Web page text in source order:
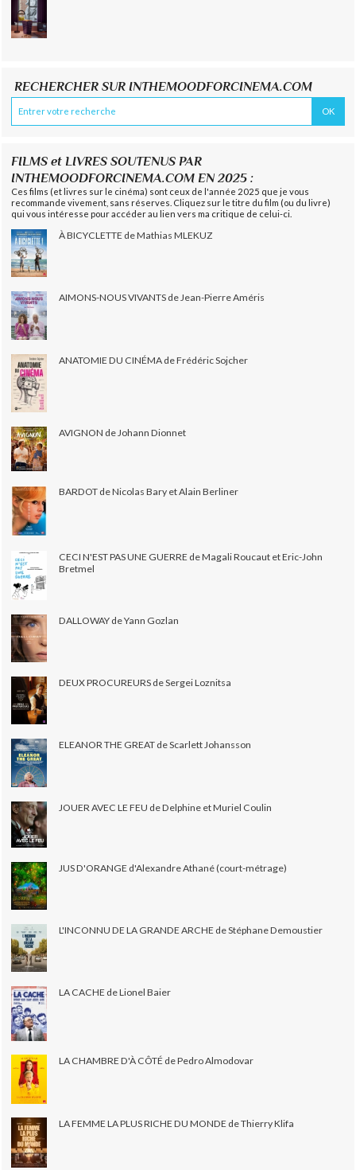
RECHERCHER SUR INTHEMOODFORCINEMA.COM
FILMS et LIVRES SOUTENUS PAR
INTHEMOODFORCINEMA.COM EN 2025 :
Ces films (et livres sur le cinéma) sont ceux de l'année 2025 que je vous
recommande vivement, sans réserves. Cliquez sur le titre du film (ou du livre)
qui vous intéresse pour accéder au lien vers ma critique de celui-ci.
À BICYCLETTE de Mathias MLEKUZ
AIMONS-NOUS VIVANTS de Jean-Pierre Améris
ANATOMIE DU CINÉMA de Frédéric Sojcher
AVIGNON de Johann Dionnet
BARDOT de Nicolas Bary et Alain Berliner
CECI N'EST PAS UNE GUERRE de Magali Roucaut et Eric-John
Bretmel
DALLOWAY de Yann Gozlan
DEUX PROCUREURS de Sergei Loznitsa
ELEANOR THE GREAT de Scarlett Johansson
JOUER AVEC LE FEU de Delphine et Muriel Coulin
JUS D'ORANGE d'Alexandre Athané (court-métrage)
L'INCONNU DE LA GRANDE ARCHE de Stéphane Demoustier
LA CACHE de Lionel Baier
LA CHAMBRE D'À CÔTÉ de Pedro Almodovar
LA FEMME LA PLUS RICHE DU MONDE de Thierry Klifa